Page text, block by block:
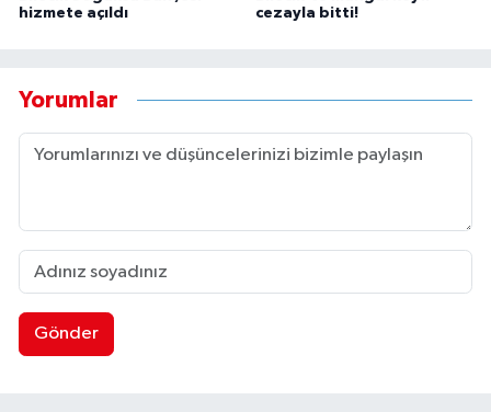
hizmete açıldı
cezayla bitti!
Yorumlar
Gönder